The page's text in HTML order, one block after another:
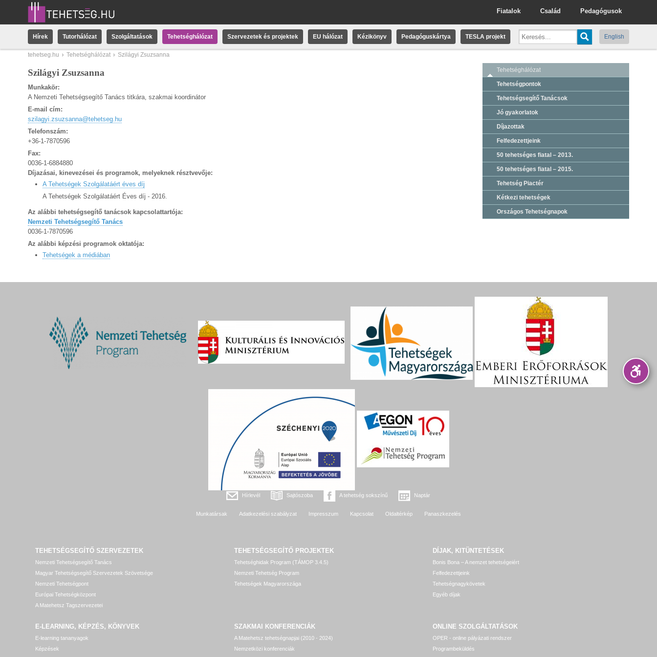
Pedagógusok
Család
Fiatalok
Hírek Tutorhálózat Szolgáltatások Tehetséghálózat Szervezetek és projektek EU hálózat Kézikönyv Pedagóguskártya TESLA projekt English
tehetseg.hu Tehetséghálózat Szilágyi Zsuzsanna
Szilágyi Zsuzsanna
Munkakör:
A Nemzeti Tehetségsegítő Tanács titkára, szakmai koordinátor
E-mail cím:
szilagyi.zsuzsanna@tehetseg.hu
Telefonszám:
+36-1-7870596
Fax:
0036-1-6884880
Díjazásai, kinevezései és programok, melyeknek résztvevője:
A Tehetségek Szolgálatáért éves díj
A Tehetségek Szolgálatáért Éves díj - 2016.
Az alábbi tehetségsegítő tanácsok kapcsolattartója:
Nemzeti Tehetségsegítő Tanács
0036-1-7870596
Az alábbi képzési programok oktatója:
Tehetségek a médiában
Tehetséghálózat
Tehetségpontok
Tehetségsegítő Tanácsok
Jó gyakorlatok
Díjazottak
Felfedezettjeink
50 tehetséges fiatal – 2013.
50 tehetséges fiatal – 2015.
Tehetség Piactér
Kétkezi tehetségek
Országos Tehetségnapok
Hírlevél Sajtószoba A tehetség sokszínű Naptár
Munkatársak Adatkezelési szabályzat Impresszum Kapcsolat Oldaltérkép Panaszkezelés
TEHETSÉGSEGÍTŐ SZERVEZETEK
Nemzeti Tehetségsegítő Tanács
Magyar Tehetségsegítő Szervezetek Szövetsége
Nemzeti Tehetségpont
Európai Tehetségközpont
A Matehetsz Tagszervezetei
TEHETSÉGSEGÍTŐ PROJEKTEK
Tehetséghidak Program (TÁMOP 3.4.5)
Nemzeti Tehetség Program
Tehetségek Magyarországa
DÍJAK, KITÜNTETÉSEK
Bonis Bona – A nemzet tehetségeiért
Felfedezettjeink
Tehetségnagykövetek
Egyéb díjak
E-LEARNING, KÉPZÉS, KÖNYVEK
E-learning tananyagok
Képzések
SZAKMAI KONFERENCIÁK
A Matehetsz tehetségnapjai (2010 - 2024)
Nemzetközi konferenciák
ONLINE SZOLGÁLTATÁSOK
OPER - online pályázati rendszer
Programbeküldés